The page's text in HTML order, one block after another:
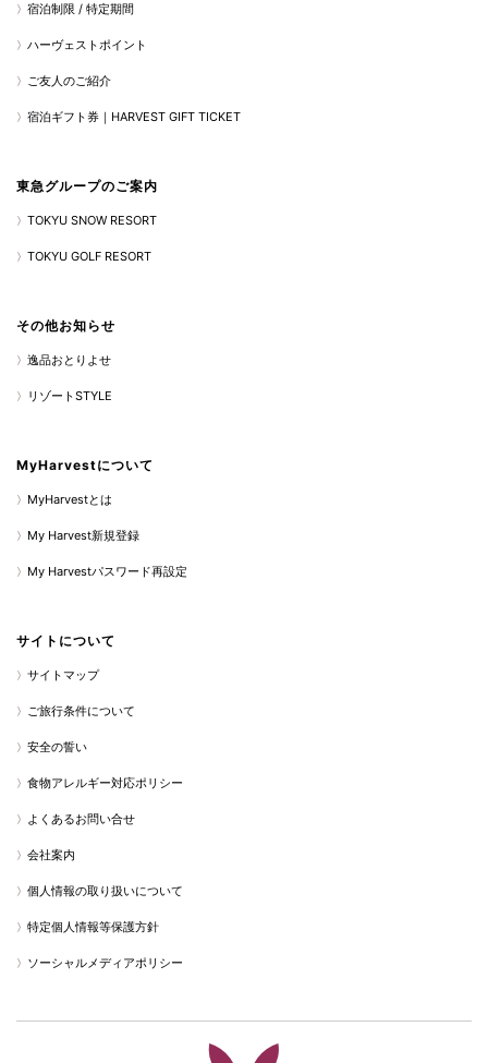
宿泊制限 / 特定期間
ハーヴェストポイント
ご友人のご紹介
宿泊ギフト券｜HARVEST GIFT TICKET
東急グループのご案内
TOKYU SNOW RESORT
TOKYU GOLF RESORT
その他お知らせ
逸品おとりよせ
リゾートSTYLE
MyHarvestについて
MyHarvestとは
My Harvest新規登録
My Harvestパスワード再設定
サイトについて
サイトマップ
ご旅行条件について
安全の誓い
食物アレルギー対応ポリシー
よくあるお問い合せ
会社案内
個人情報の取り扱いについて
特定個人情報等保護方針
ソーシャルメディアポリシー